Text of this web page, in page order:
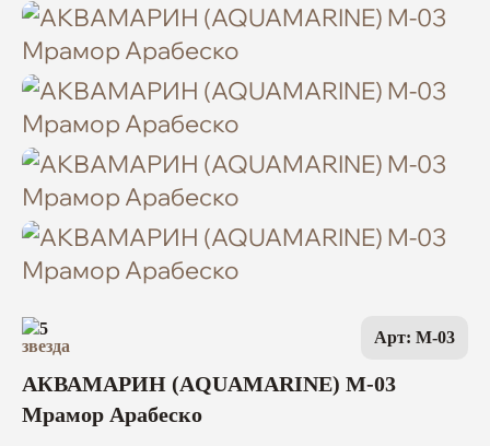
5 Арт: M-03
АКВАМАРИН (AQUAMARINE) M-03
Мрамор Арабеско